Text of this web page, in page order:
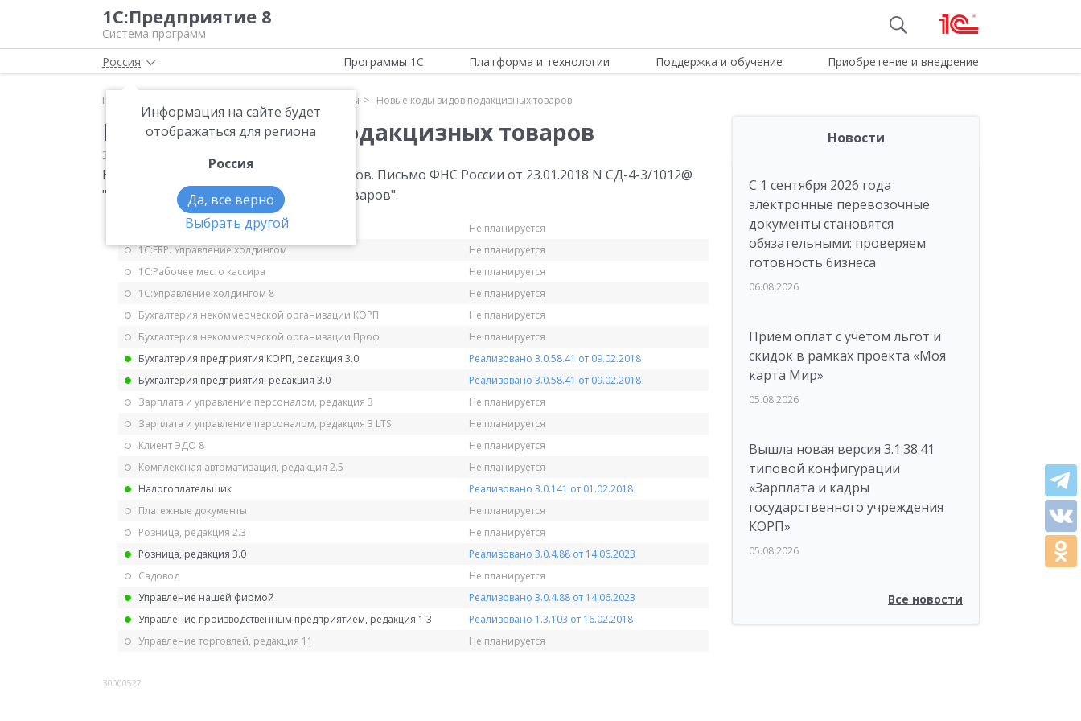
1С:Предприятие 8
Система программ
Россия
Информация на сайте будет
отображаться для региона
Россия
Да, все верно
Выбрать другой
Программы 1С Платформа и технологии Поддержка и обучение Приобретение и внедрение
Главная Акцизы Новые коды видов подакцизных товаров
Новые коды видов подакцизных товаров
30.01.2018
Новые коды видов подакцизных товаров. Письмо ФНС России от 23.01.2018 N СД-4-3/1012@
"О новых кодах видов подакцизных товаров".
1С:ERP Управление предприятием 2.5
Не планируется
1С:ERP. Управление холдингом
Не планируется
1С:Рабочее место кассира
Не планируется
1С:Управление холдингом 8
Не планируется
Бухгалтерия некоммерческой организации КОРП
Не планируется
Бухгалтерия некоммерческой организации Проф
Не планируется
Бухгалтерия предприятия КОРП, редакция 3.0
Реализовано 3.0.58.41 от 09.02.2018
Бухгалтерия предприятия, редакция 3.0
Реализовано 3.0.58.41 от 09.02.2018
Зарплата и управление персоналом, редакция 3
Не планируется
Зарплата и управление персоналом, редакция 3 LTS
Не планируется
Клиент ЭДО 8
Не планируется
Комплексная автоматизация, редакция 2.5
Не планируется
Налогоплательщик
Реализовано 3.0.141 от 01.02.2018
Платежные документы
Не планируется
Розница, редакция 2.3
Не планируется
Розница, редакция 3.0
Реализовано 3.0.4.88 от 14.06.2023
Садовод
Не планируется
Управление нашей фирмой
Реализовано 3.0.4.88 от 14.06.2023
Управление производственным предприятием, редакция 1.3
Реализовано 1.3.103 от 16.02.2018
Управление торговлей, редакция 11
Не планируется
30000527
Новости
С 1 сентября 2026 года
электронные перевозочные
документы становятся
обязательными: проверяем
готовность бизнеса
06.08.2026
Прием оплат с учетом льгот и
скидок в рамках проекта «Моя
карта Мир»
05.08.2026
Вышла новая версия 3.1.38.41
типовой конфигурации
«Зарплата и кадры
государственного учреждения
КОРП»
05.08.2026
Все новости